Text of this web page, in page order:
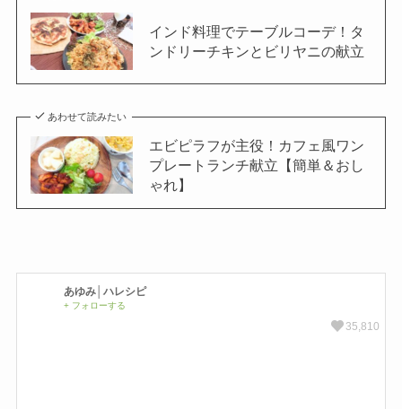
インド料理でテーブルコーデ！タ
ンドリーチキンとビリヤニの献立
あわせて読みたい
エビピラフが主役！カフェ風ワン
プレートランチ献立【簡単＆おし
ゃれ】